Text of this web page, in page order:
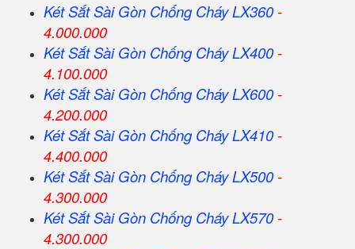
Két Sắt Sài Gòn Chống Cháy LX360-
4.000.000
Két SắtSài Gòn Chống Cháy LX400-
4.100.000
Két SắtSài Gòn Chống Cháy LX600-
4.200.000
Két SắtSài Gòn Chống Cháy LX410-
4.400.000
Két SắtSài Gòn Chống Cháy LX500-
4.300.000
Két SắtSài Gòn Chống Cháy LX570-
4.300.000